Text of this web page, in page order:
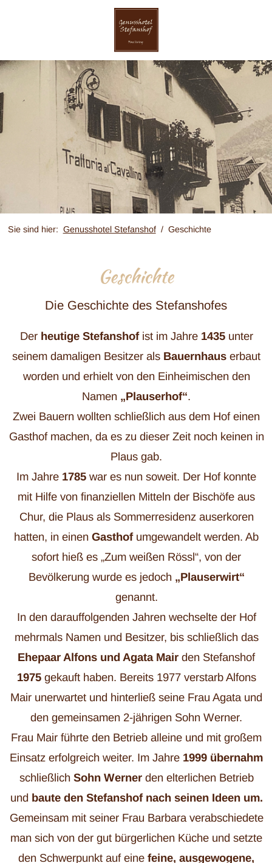
Sie sind hier: Genusshotel Stefanshof Geschichte
Geschichte
Die Geschichte des Stefanshofes
Derheutige Stefanshof ist im Jahre 1435unter
seinem damaligen Besitzer als Bauernhaus erbaut
worden und erhielt von den Einheimischen den
Namen „Plauserhof“.
Zwei Bauern wollten schließlich aus dem Hof einen
Gasthof machen, da es zu dieser Zeit noch keinen in
Plaus gab.
Im Jahre 1785 war es nun soweit. Der Hof konnte
mit Hilfe von finanziellen Mitteln der Bischöfe aus
Chur, die Plaus als Sommerresidenz auserkoren
hatten, in einen Gasthof umgewandelt werden. Ab
sofort hieß es „Zum weißen Rössl“, von der
Bevölkerung wurde es jedoch„Plauserwirt“
genannt.
In den darauffolgenden Jahren wechselte der Hof
mehrmals Namen und Besitzer, bis schließlich das
Ehepaar Alfons und Agata Mair den Stefanshof
1975gekauft haben. Bereits 1977 verstarb Alfons
Mair unerwartet und hinterließ seine Frau Agata und
den gemeinsamen 2-jährigen Sohn Werner.
Frau Mair führte den Betrieb alleine und mit großem
Einsatz erfolgreich weiter. Im Jahre 1999 übernahm
schließlich Sohn Werner den elterlichen Betrieb
und baute den Stefanshof nach seinen Ideen um.
Gemeinsam mit seiner Frau Barbara verabschiedete
man sich von der gut bürgerlichen Küche und setzte
den Schwerpunkt auf eine feine, ausgewogene,